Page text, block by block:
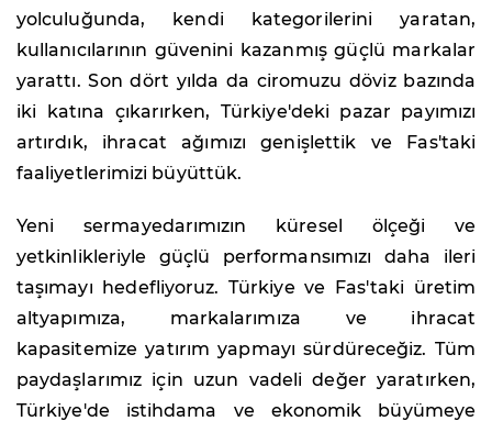
yolculuğunda, kendi kategorilerini yaratan,
kullanıcılarının güvenini kazanmış güçlü markalar
yarattı. Son dört yılda da ciromuzu döviz bazında
iki katına çıkarırken, Türkiye'deki pazar payımızı
artırdık, ihracat ağımızı genişlettik ve Fas'taki
faaliyetlerimizi büyüttük.
Yeni sermayedarımızın küresel ölçeği ve
yetkinlikleriyle güçlü performansımızı daha ileri
taşımayı hedefliyoruz. Türkiye ve Fas'taki üretim
altyapımıza, markalarımıza ve ihracat
kapasitemize yatırım yapmayı sürdüreceğiz. Tüm
paydaşlarımız için uzun vadeli değer yaratırken,
Türkiye'de istihdama ve ekonomik büyümeye